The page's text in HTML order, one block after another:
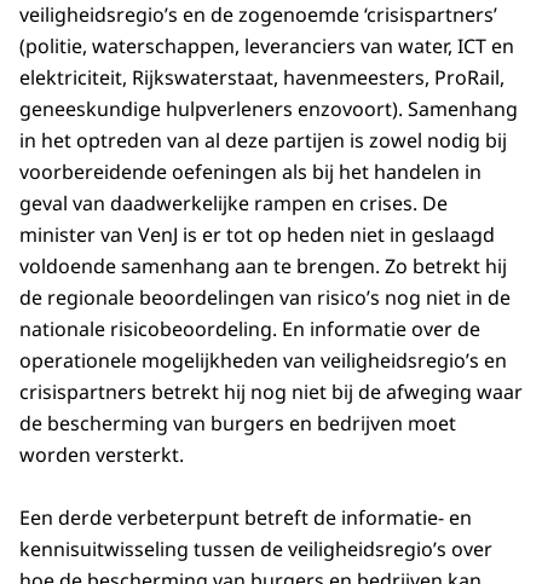
veiligheidsregio’s en de zogenoemde ‘crisispartners’
(politie, waterschappen, leveranciers van water, ICT en
elektriciteit, Rijkswaterstaat, haven­meesters, ProRail,
geneeskundige hulpverleners enzovoort). Samenhang
in het optreden van al deze partijen is zowel nodig bij
voor­bereidende oefeningen als bij het handelen in
geval van daadwerkelijke rampen en crises. De
minister van VenJ is er tot op heden niet in geslaagd
voldoende samenhang aan te brengen. Zo betrekt hij
de regionale beoordelingen van risico’s nog niet in de
nationale risicobeoordeling. En informatie over de
operationele mogelijkheden van veiligheidsregio’s en
crisispartners betrekt hij nog niet bij de afweging waar
de bescherming van burgers en bedrijven moet
worden versterkt.
Een derde verbeterpunt betreft de informatie- en
kennisuitwisseling tussen de veiligheidsregio’s over